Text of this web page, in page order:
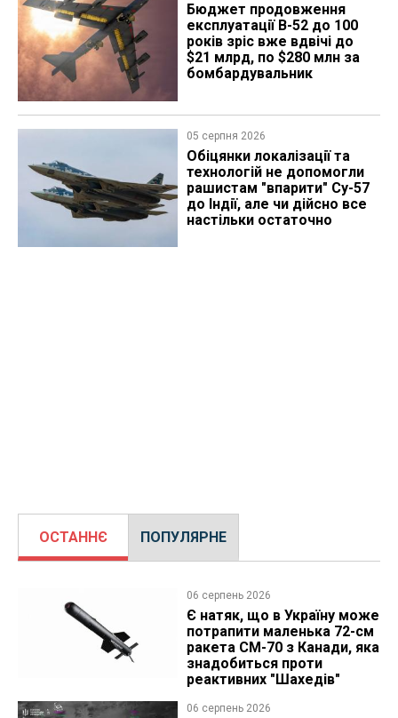
Бюджет продовження
експлуатації B-52 до 100
років зріс вже вдвічі до
$21 млрд, по $280 млн за
бомбардувальник
05 серпня 2026
Обіцянки локалізації та
технологій не допомогли
рашистам "впарити" Су-57
до Індії, але чи дійсно все
настільки остаточно
ОСТАННЄ ПОПУЛЯРНЕ
06 серпень 2026
Є натяк, що в Україну може
потрапити маленька 72-см
ракета CM-70 з Канади, яка
знадобиться проти
реактивних "Шахедів"
06 серпень 2026